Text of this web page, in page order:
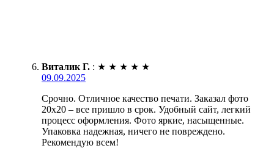
Виталик Г. : ★ ★ ★ ★ ★
09.09.2025
Срочно. Отличное качество печати. Заказал фото
20х20 – все пришло в срок. Удобный сайт, легкий
процесс оформления. Фото яркие, насыщенные.
Упаковка надежная, ничего не повреждено.
Рекомендую всем!